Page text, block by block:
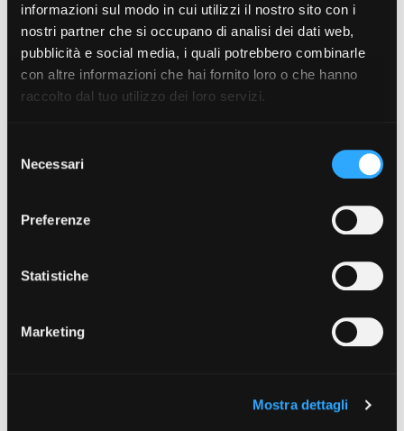
informazioni sul modo in cui utilizzi il nostro sito con i
nostri partner che si occupano di analisi dei dati web,
pubblicità e social media, i quali potrebbero combinarle
con altre informazioni che hai fornito loro o che hanno
raccolto dal tuo utilizzo dei loro servizi.
delNecessari
Preferenze
Statistiche
Marketing
Mostra dettagli
Anagrafica PdR
Guida sintetica per la comprensione dei dettagli contenuti
nella sezione dell’area riservata del sito denominata
“Anagrafica PDR”
Read more
leggere i misuratori di gas naturale con consumo annuo <